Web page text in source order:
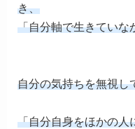
き、
「自分軸で生きていな
自分の気持ちを無視し
「自分自身をほかの人